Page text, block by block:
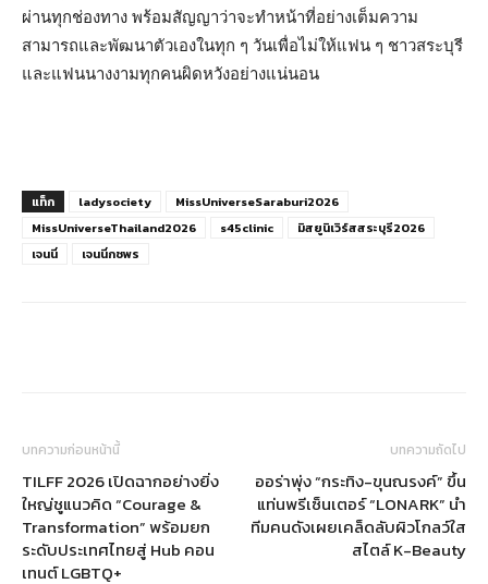
ผ่านทุกช่องทาง พร้อมสัญญาว่าจะทำหน้าที่อย่างเต็มความ
สามารถและพัฒนาตัวเองในทุก ๆ วันเพื่อไม่ให้แฟน ๆ ชาวสระบุรี
และแฟนนางงามทุกคนผิดหวังอย่างแน่นอน
แท็ก ladysociety
MissUniverseSaraburi2026
MissUniverseThailand2026
s45clinic
มิสยูนิเวิร์สสระบุรี2026
เจนนี่
เจนนี่กชพร
บทความก่อนหน้านี้
TILFF 2026 เปิดฉากอย่างยิ่ง
ใหญ่ชูแนวคิด “Courage &
Transformation” พร้อมยก
ระดับประเทศไทยสู่ Hub คอน
เทนต์ LGBTQ+
บทความถัดไป
ออร่าพุ่ง “กระทิง-ขุนณรงค์” ขึ้น
แท่นพรีเซ็นเตอร์ “LONARK” นำ
ทีมคนดังเผยเคล็ดลับผิวโกลว์ใส
สไตล์ K-Beauty